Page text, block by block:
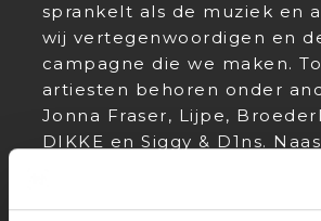
sprankelt als de muziek en
wij vertegenwoordigen en
campagne die we maken.
artiesten behoren onder
Jonna Fraser, Lijpe,
DIKKE en Siggy & D1ns.
onze focus op diverse
media/content, brand